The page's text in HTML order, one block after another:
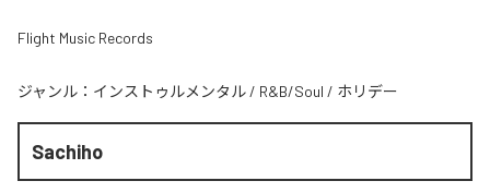
Flight Music Records
ジャンル： インストゥルメンタル / R&B/Soul / ホリデー
Sachiho